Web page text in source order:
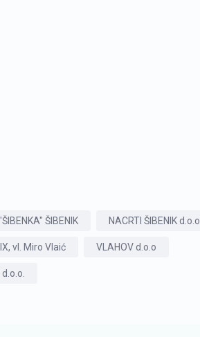
ŠIBENIK NACRTI ŠIBENIK d.o.o.
vl. Miro Vlaić VLAHOV d.o.o